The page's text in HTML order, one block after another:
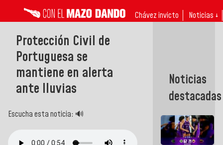
Chávez invicto Noticias ↓
Protección Civil de
Portuguesa se
mantiene en alerta
ante lluvias
Escucha esta noticia: 🔊
Noticias
destacadas